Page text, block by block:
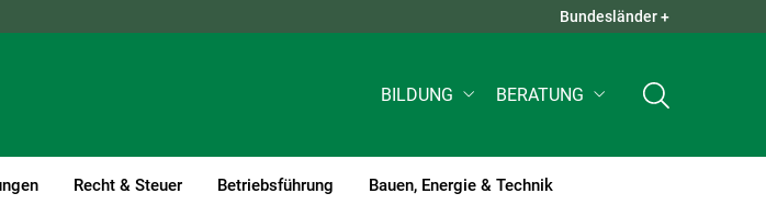
QUICK LINKS +
Bundesländer +
BILDUNG BERATUNG
Recht & Steuer Betriebsführung Bauen, Energie & Technik